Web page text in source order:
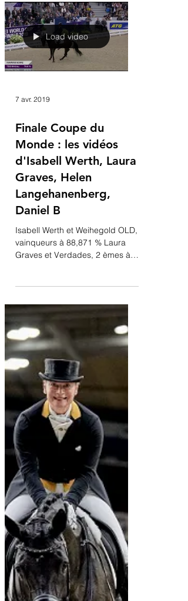
Load video
7 avr. 2019
Finale Coupe du
Monde : les vidéos
d'Isabell Werth, Laura
Graves, Helen
Langehanenberg,
Daniel B
Isabell Werth et Weihegold OLD,
vainqueurs à 88,871 % Laura
Graves et Verdades, 2 èmes à